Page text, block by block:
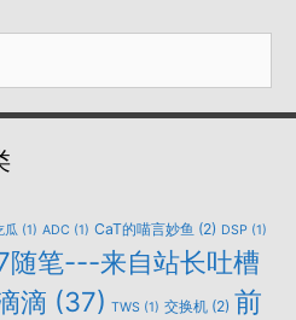
瓜 (1) ADC (1) CaT的喵言妙鱼 (2) DSP (1)
随笔---来自站长吐槽
滴 (37) TWS (1) 交换机 (2) 前